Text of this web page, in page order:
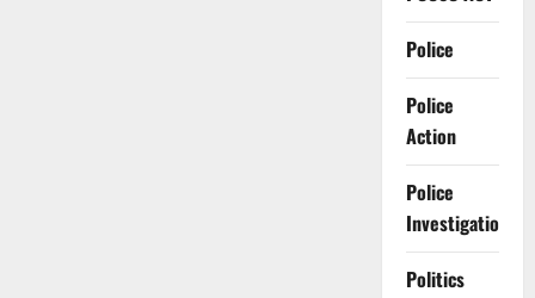
Police
Police
Action
Police
Investigation
Politics